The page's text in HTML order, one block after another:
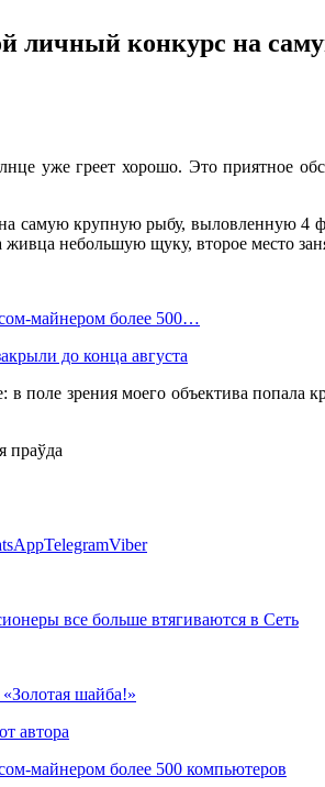
личный конкурс на
уже греет хорошо. Это приятное
самую крупную рыбу, выловленную 4
небольшую щуку, второе место
майнером более 500…
до конца августа
в поле зрения моего объектива попала
праўда
TelegramViber
все больше втягиваются в Сеть
шайба!»
автора
майнером более 500 компьютеров